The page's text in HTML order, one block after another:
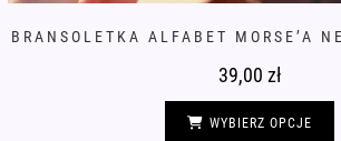
BRANSOLETKA ALFABET MORSE’A
39,00 zł
WYBIERZ OPCJE